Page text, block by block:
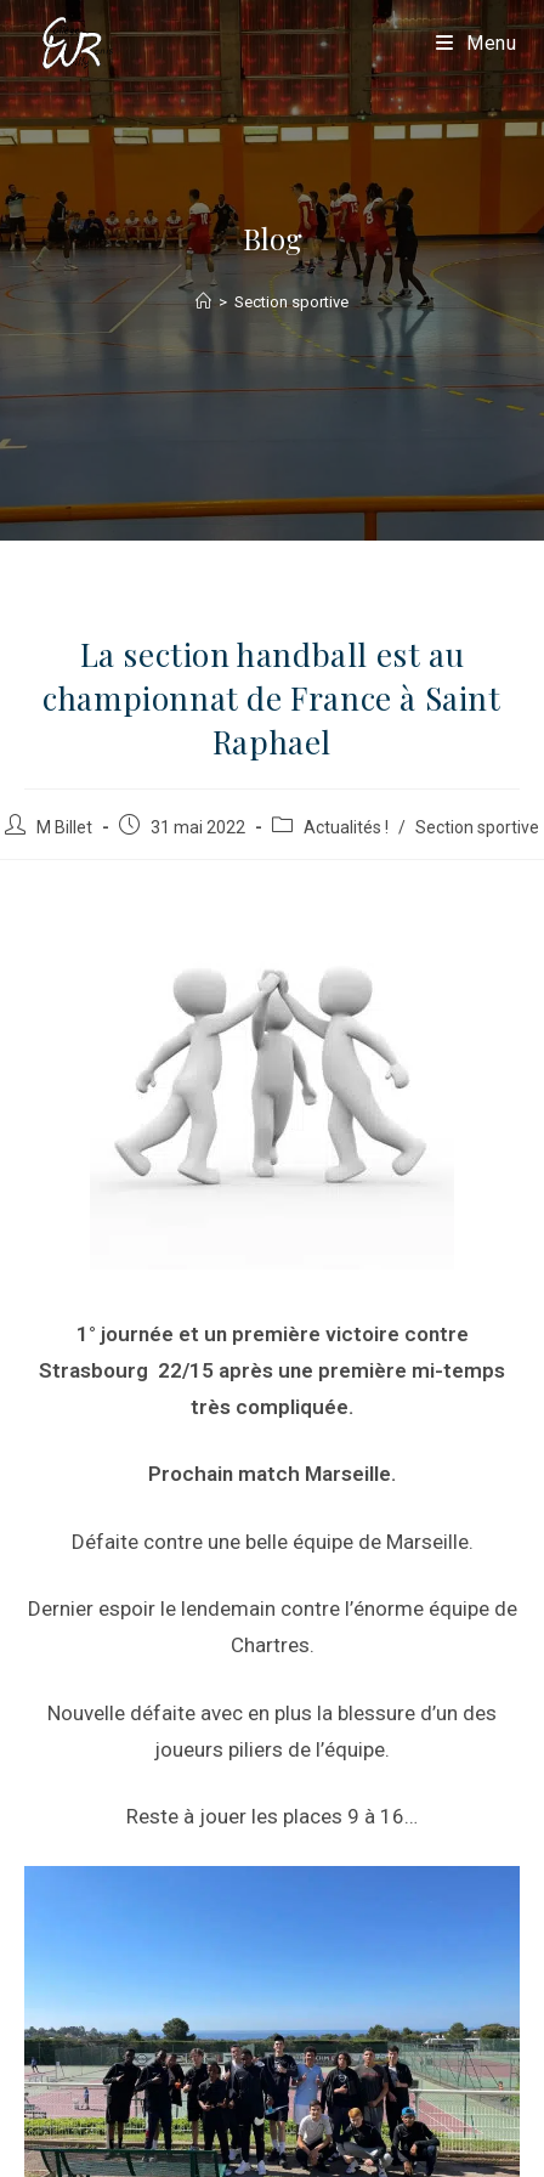
Menu
Blog
> Section sportive
La section handball est au
championnat de France à Saint
Raphael
M Billet 31 mai 2022 Actualités ! / Section sportive
1° journée et un première victoire contre
Strasbourg 22/15 après une première mi-temps
très compliquée.
Prochain match Marseille.
Défaite contre une belle équipe de Marseille.
Dernier espoir le lendemain contre l’énorme équipe de
Chartres.
Nouvelle défaite avec en plus la blessure d’un des
joueurs piliers de l’équipe.
Reste à jouer les places 9 à 16…